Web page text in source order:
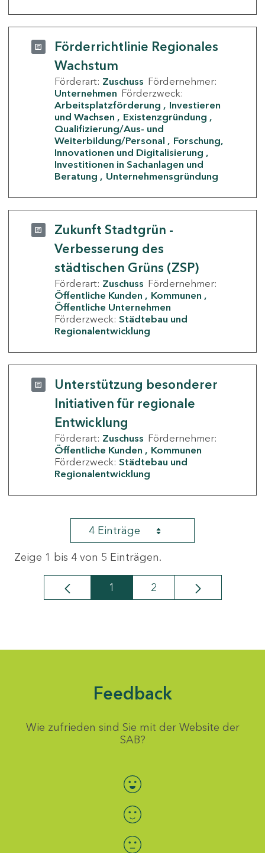
Förderrichtlinie Regionales
Wachstum
Förderart: Zuschuss Fördernehmer:
Unternehmen Förderzweck:
Arbeitsplatzförderung
Investieren
und Wachsen
Existenzgründung
Qualifizierung/Aus- und
Weiterbildung/Personal
Forschung,
Innovationen und Digitalisierung
Investitionen in Sachanlagen und
Beratung
Unternehmensgründung
Zukunft Stadtgrün -
Verbesserung des
städtischen Grüns (ZSP)
Förderart: Zuschuss Fördernehmer:
Öffentliche Kunden
Kommunen
Öffentliche Unternehmen
Förderzweck: Städtebau und
Regionalentwicklung
Unterstützung besonderer
Initiativen für regionale
Entwicklung
Förderart: Zuschuss Fördernehmer:
Öffentliche Kunden
Kommunen
Förderzweck: Städtebau und
Regionalentwicklung
4 Einträge
Zeige 1 bis 4 von 5 Einträgen.
Seite
1 Seite
2
Feedback
Wie zufrieden sind Sie mit der Website der
SAB?
Bewertung auswählen